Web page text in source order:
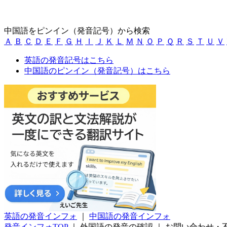
中国語をピンイン（発音記号）から検索
Ａ
Ｂ Ｃ Ｄ Ｅ Ｆ Ｇ Ｈ Ｉ Ｊ Ｋ Ｌ Ｍ Ｎ Ｏ Ｐ Ｑ Ｒ Ｓ Ｔ Ｕ Ｖ
英語の発音記号はこちら
中国語のピンイン（発音記号）はこちら
英語の発音インフォ
中国語の発音インフォ